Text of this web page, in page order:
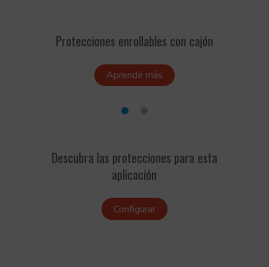
Protecciones enrollables con cajón
Aprende más
Descubra las protecciones para esta
aplicación
Configurar